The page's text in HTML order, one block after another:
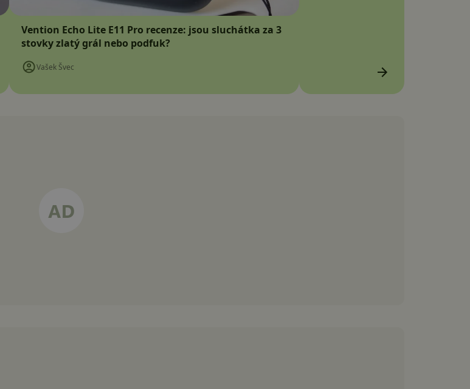
Vention Echo Lite E11 Pro recenze: jsou sluchátka za 3
stovky zlatý grál nebo podfuk?
Vašek Švec